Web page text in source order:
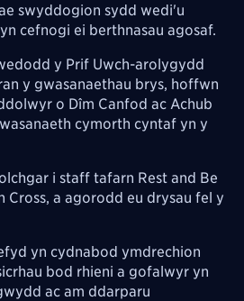
swyddogion sydd wedi'u
cefnogi ei berthnasau agosaf.
y Prif Uwch-arolygydd
y gwasanaethau brys, hoffwn
o Dîm Canfod ac Achub
cymorth cyntaf yn y
i staff tafarn Rest and Be
Cross, a agorodd eu drysau fel y
yn cydnabod ymdrechion
bod rhieni a gofalwyr yn
ac am ddarparu